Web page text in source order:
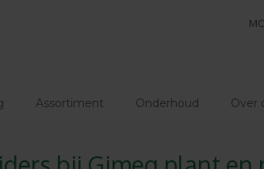
Assortiment Onderhoud Over